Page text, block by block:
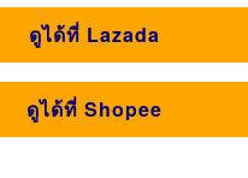
ดูได้ที่ Lazada
ดูได้ที่ Shopee